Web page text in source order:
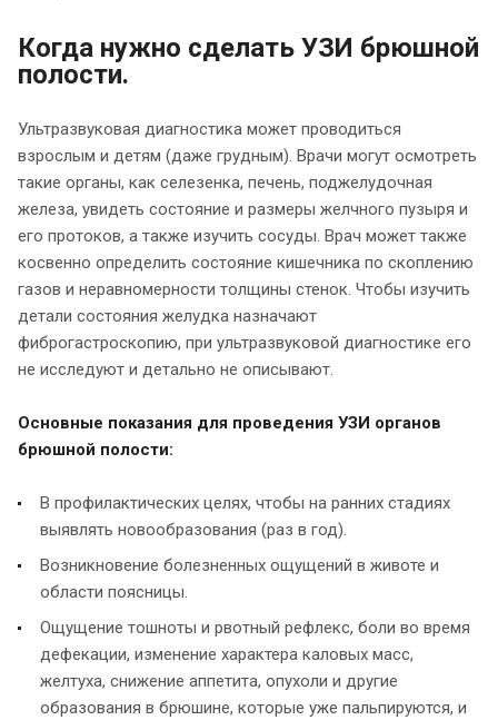
Когда нужно сделать УЗИ брюшной
полости.
Ультразвуковая диагностика может проводиться
взрослым и детям (даже грудным). Врачи могут осмотреть
такие органы, как селезенка, печень, поджелудочная
железа, увидеть состояние и размеры желчного пузыря и
его протоков, а также изучить сосуды. Врач может также
косвенно определить состояние кишечника по скоплению
газов и неравномерности толщины стенок. Чтобы изучить
детали состояния желудка назначают
фиброгастроскопию, при ультразвуковой диагностике его
не исследуют и детально не описывают.
Основные показания для проведения УЗИ органов
брюшной полости:
В профилактических целях, чтобы на ранних стадиях
выявлять новообразования (раз в год).
Возникновение болезненных ощущений в животе и
области поясницы.
Ощущение тошноты и рвотный рефлекс, боли во время
дефекации, изменение характера каловых масс,
желтуха, снижение аппетита, опухоли и другие
образования в брюшине, которые уже пальпируются, и